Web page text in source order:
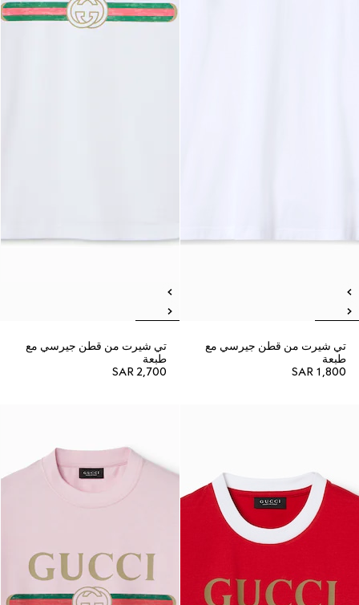
تي شيرت من قطن جيرسي مع
طبعة
SAR 1,800
تي شيرت من قطن جيرسي مع
طبعة
SAR 2,700